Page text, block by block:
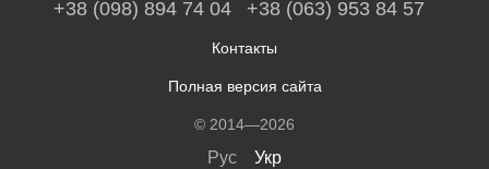
+38 (098) 894 74 04 +38 (063) 953 84 57
Контакты
Полная версия сайта
© 2014—2026
Рус Укр